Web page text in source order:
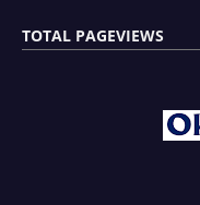
TOTAL PAGEVIEWS